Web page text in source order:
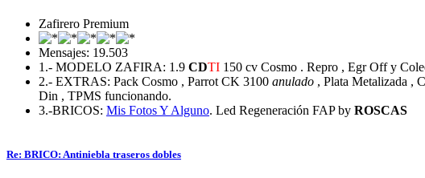
Zafirero Premium
Mensajes: 19.503
1.- MODELO ZAFIRA: 1.9 CDTI 150 cv Cosmo . Repro , Egr Off y
2.- EXTRAS: Pack Cosmo , Parrot CK 3100 anulado , Plata Metalizada ,
Din , TPMS funcionando.
3.-BRICOS: Mis FotosY Alguno. Led Regeneración FAP by ROSCAS
Re: BRICO: Antiniebla traseros dobles